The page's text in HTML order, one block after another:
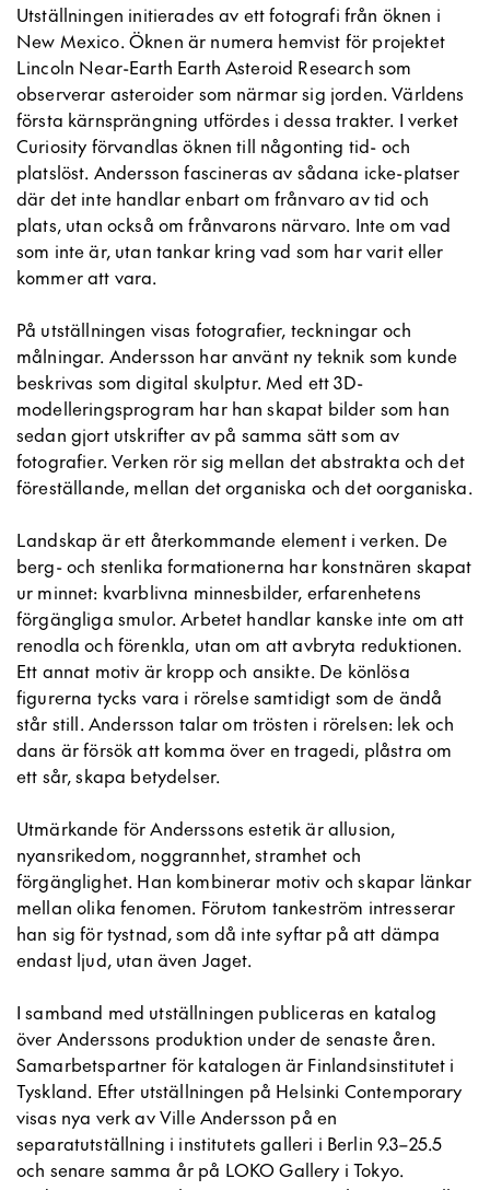
Utställningen initierades av ett fotografi från öknen i
New Mexico. Öknen är numera hemvist för projektet
Lincoln Near-Earth Earth Asteroid Research som
observerar asteroider som närmar sig jorden. Världens
första kärnsprängning utfördes i dessa trakter. I verket
Curiosity förvandlas öknen till någonting tid- och
platslöst. Andersson fascineras av sådana icke-platser
där det inte handlar enbart om frånvaro av tid och
plats, utan också om frånvarons närvaro. Inte om vad
som inte är, utan tankar kring vad som har varit eller
kommer att vara.
På utställningen visas fotografier, teckningar och
målningar. Andersson har använt ny teknik som kunde
beskrivas som digital skulptur. Med ett 3D-
modelleringsprogram har han skapat bilder som han
sedan gjort utskrifter av på samma sätt som av
fotografier. Verken rör sig mellan det abstrakta och det
föreställande, mellan det organiska och det oorganiska.
Landskap är ett återkommande element i verken. De
berg- och stenlika formationerna har konstnären skapat
ur minnet: kvarblivna minnesbilder, erfarenhetens
förgängliga smulor. Arbetet handlar kanske inte om att
renodla och förenkla, utan om att avbryta reduktionen.
Ett annat motiv är kropp och ansikte. De könlösa
figurerna tycks vara i rörelse samtidigt som de ändå
står still. Andersson talar om trösten i rörelsen: lek och
dans är försök att komma över en tragedi, plåstra om
ett sår, skapa betydelser.
Utmärkande för Anderssons estetik är allusion,
nyansrikedom, noggrannhet, stramhet och
förgänglighet. Han kombinerar motiv och skapar länkar
mellan olika fenomen. Förutom tankeström intresserar
han sig för tystnad, som då inte syftar på att dämpa
endast ljud, utan även Jaget.
I samband med utställningen publiceras en katalog
över Anderssons produktion under de senaste åren.
Samarbetspartner för katalogen är Finlandsinstitutet i
Tyskland. Efter utställningen på Helsinki Contemporary
visas nya verk av Ville Andersson på en
separatutställning i institutets galleri i Berlin 9.3–25.5
och senare samma år på LOKO Gallery i Tokyo.